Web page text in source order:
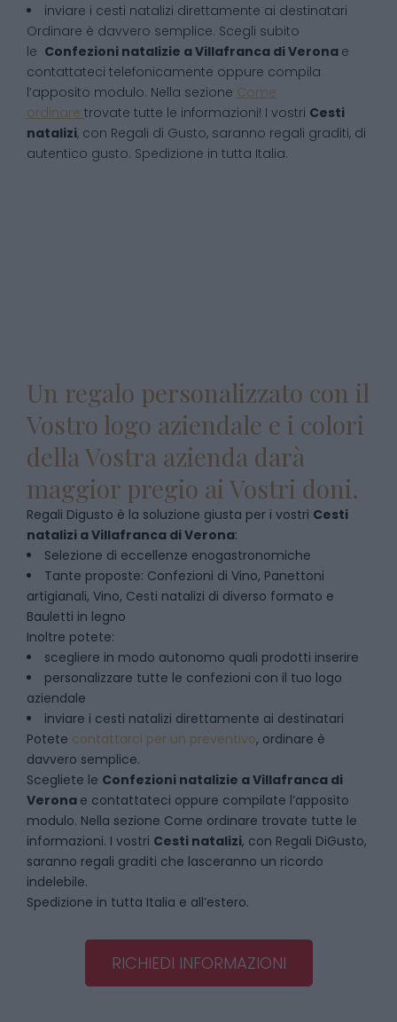
inviare i cesti natalizi direttamente ai destinatari
Ordinare è davvero semplice. Scegli subito
le Confezioni natalizie aVillafranca di Verona e
contattateci telefonicamente oppure compila
l’apposito modulo. Nella sezione Come
ordinare trovate tutte le informazioni! I vostri Cesti
natalizi, con Regali di Gusto, saranno regali graditi, di
autentico gusto. Spedizione in tutta Italia.
Un regalo personalizzato con il
Vostro logo aziendale e i colori
della Vostra azienda darà
maggior pregio ai Vostri doni.
Regali Digusto è la soluzione giusta per i vostri Cesti
natalizi aVillafranca di Verona:
Selezione di eccellenze enogastronomiche
Tante proposte: Confezioni di Vino, Panettoni
artigianali, Vino, Cesti natalizi di diverso formato e
Bauletti in legno
Inoltre potete:
scegliere in modo autonomo quali prodotti inserire
personalizzare tutte le confezioni con il tuo logo
aziendale
inviare i cesti natalizi direttamente ai destinatari
Potete contattarci per un preventivo, ordinare è
davvero semplice.
Scegliete le Confezioni natalizie aVillafranca di
Verona e contattateci oppure compilate l’apposito
modulo. Nella sezione Come ordinare trovate tutte le
informazioni. I vostri Cesti natalizi, con Regali DiGusto,
saranno regali graditi che lasceranno un ricordo
indelebile.
Spedizione in tutta Italia e all’estero.
RICHIEDI INFORMAZIONI